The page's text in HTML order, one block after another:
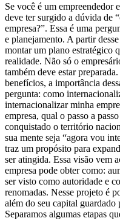
Se você é um empreendedor
deve ter surgido a dúvida de
empresa?”. Essa é uma
e planejamento. A partir
montar um plano estratégico
realidade. Não só o
também deve estar
benefícios, a importância
pergunta: como
internacionalizar minha
empresa, qual o passo a
conquistado o território
sua mente seja “agora vou
traz um propósito para
ser atingida. Essa visão vem
empresa pode obter como:
ser visto como autoridade e
renomadas. Nesse projeto é
além do seu capital guardado
Separamos algumas etapas